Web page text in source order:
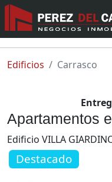
Edificios Carrasco
Apartamentos
Edificio VILLA
Destacado